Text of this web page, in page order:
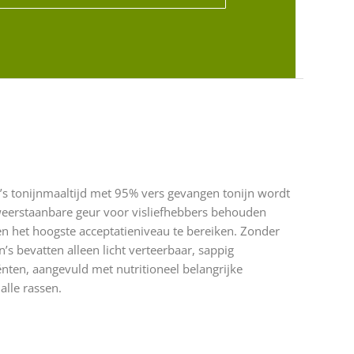
tonijnmaaltijd met 95% vers gevangen tonijn wordt
geur voor visliefhebbers behouden
het hoogste acceptatieniveau te bereiken. Zonder
bevatten alleen licht verteerbaar, sappig
aangevuld met nutritioneel belangrijke
rassen.